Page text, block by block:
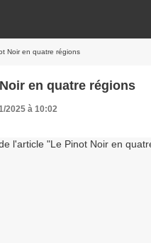
Noir en quatre régions
en quatre régions
2025 à 10:02